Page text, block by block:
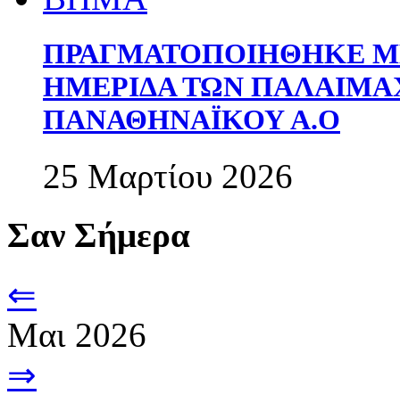
ΠΡΑΓΜΑΤΟΠΟΙΗΘΗΚΕ
ΗΜΕΡΙΔΑ ΤΩΝ
ΠΑΝΑΘΗΝΑΪΚΟΥ Α.Ο
25 Μαρτίου 2026
Σαν Σήμερα
⇐
Μαι 2026
⇒